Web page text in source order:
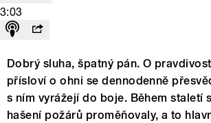
3:03
Dobrý sluha, špatný pán. O
přísloví o ohni se dennodenně
s ním vyrážejí do boje. Během staletí
hašení požárů proměňovaly, a to